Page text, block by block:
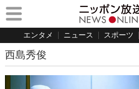
エンタメ ニュース スポーツ
西島秀俊